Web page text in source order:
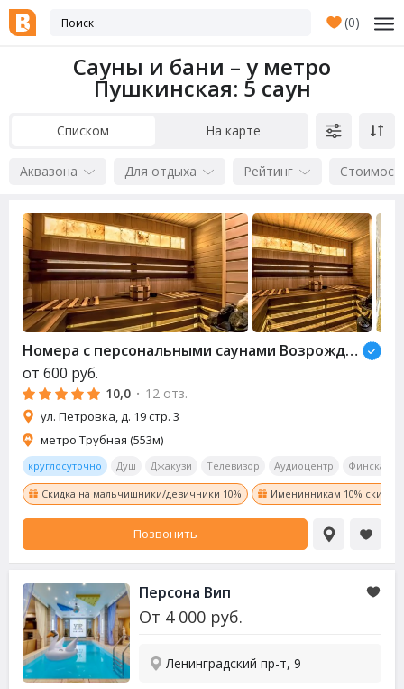
(0)
Сауны и бани – у метро
Пушкинская: 5 саун
Списком На карте
Аквазона Для отдыха Рейтинг
Номера с персональными саунами Возрождение (Revival)
от 600 руб.
10,0 · 12 отз.
ул. Петровка, д. 19 стр. 3
метро Трубная (553м)
круглосуточно Душ Джакузи Телевизор Аудиоцентр Финская
Скидка на мальчишники/девичники 10% Именинникам 10% скидка!
Позвонить
Персона Вип
От 4 000 руб.
Ленинградский пр-т, 9